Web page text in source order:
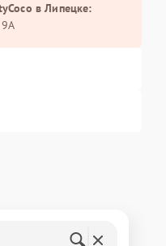
в Липецке: